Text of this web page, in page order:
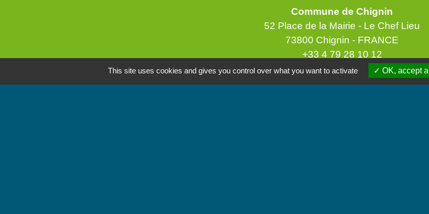
Commune de Chignin
52 Place de la Mairie - Le Chef Lieu
73800 Chignin - FRANCE
+33 4 79 28 10 12
Contact par formulaire
This site uses cookies and gives you control over what you want to activate OK, accept all